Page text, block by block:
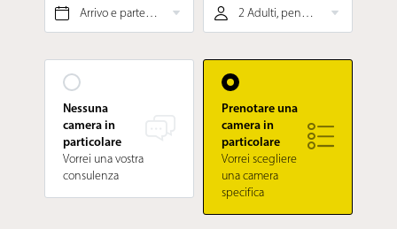
Arrivo e partenza* 2 Adulti, pensione gourmet ¾
Nessuna
camera in
particolare
Vorrei una vostra
consulenza
Prenotare una
camera in
particolare
Vorrei scegliere
una camera
specifica